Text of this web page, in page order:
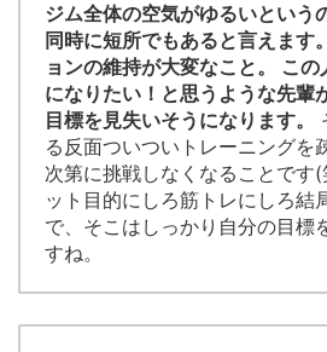
ジム全体の空気がゆるいという
同時に短所でもあると言えます
ョンの維持が大変なこと。 こ
になりたい！と思うような先輩
目標を見失いそうになります。
る反面ついついトレーニングを
次第に挑戦しなくなることです
ット目的にしろ筋トレにしろ結
で、そこはしっかり自分の目標
すね。